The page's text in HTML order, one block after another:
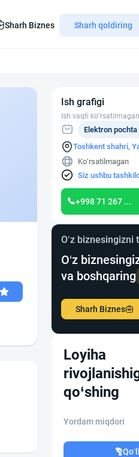
Sharh Biznes Sharh qoldiring
Ish grafigi
Ish vaqti ko‘rsatilmagan
Toshkent shahri,
KO'CHASI
Elektron
Ko‘rsatilmagan
Siz ushbu
+998 71 267 ...
O‘z
O‘z
va boshqaring
Sharh Biznes
Loyiha
qo‘shing
Yordam miqdori